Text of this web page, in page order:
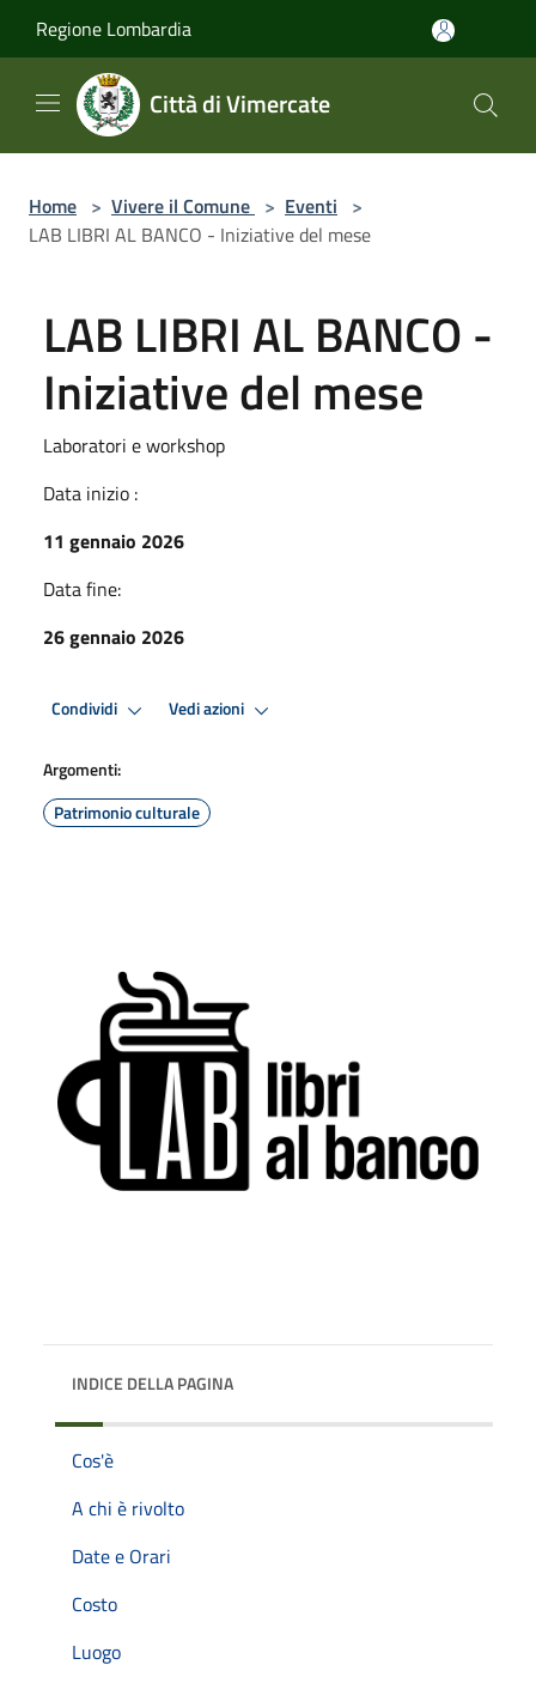
Regione Lombardia
Città di Vimercate
Home > Vivere il Comune > Eventi >
LAB LIBRI AL BANCO - Iniziative del mese
LAB LIBRI AL BANCO -
Iniziative del mese
Laboratori e workshop
Data inizio :
11 gennaio 2026
Data fine:
26 gennaio 2026
Condividi Vedi azioni
Argomenti:
Patrimonio culturale
INDICE DELLA PAGINA
Cos'è
A chi è rivolto
Date e Orari
Costo
Luogo